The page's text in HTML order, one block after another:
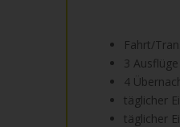
Fahrt/
3
4
täglicher
täglicher